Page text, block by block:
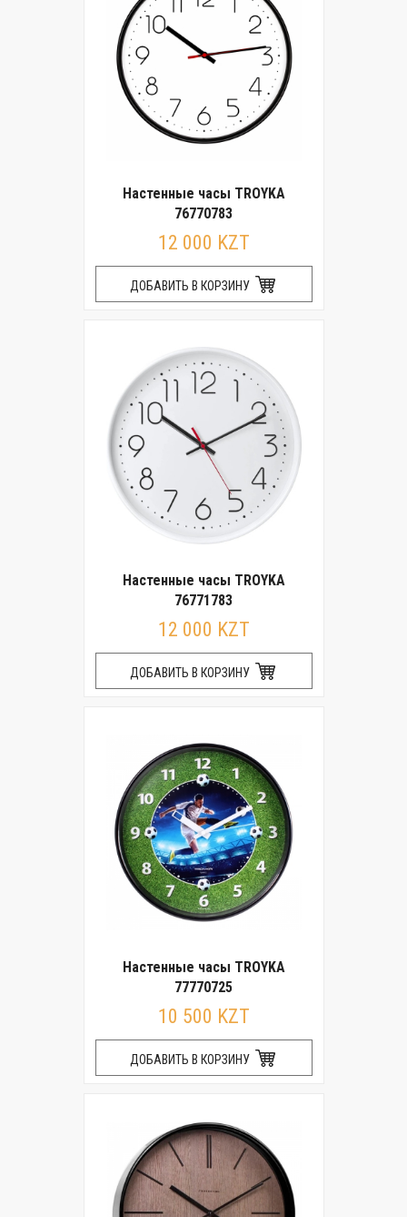
Настенные часы TROYKA
76770783
12 000 KZT
ДОБАВИТЬ В КОРЗИНУ
Настенные часы TROYKA
76771783
12 000 KZT
ДОБАВИТЬ В КОРЗИНУ
Настенные часы TROYKA
77770725
10 500 KZT
ДОБАВИТЬ В КОРЗИНУ